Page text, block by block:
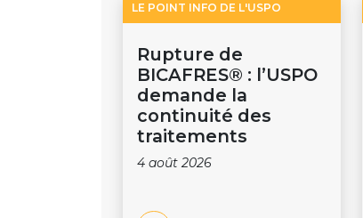
LE POINT INFO DE L'USPO
Rupture de
BICAFRES® : l’USPO
demande la
continuité des
traitements
4 août 2026